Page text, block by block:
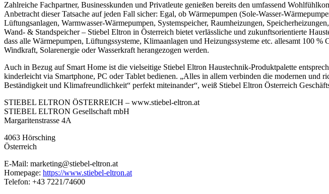
Zahlreiche Fachpartner, Businesskunden und Privatleute genießen bereits den umfassend
Anbetracht dieser Tatsache auf jeden Fall sicher: Egal, ob Wärmepumpen (Sole-Wasser-
Lüftungsanlagen, Warmwasser-Wärmepumpen, Systemspeicher, Raumheizungen,
Wand- & Standspeicher – Stiebel Eltron in Österreich bietet verlässliche und zukunftsorientierte
dass alle Wärmepumpen, Lüftungssysteme, Klimaanlagen und Heizungssysteme etc. allesamt 100
Windkraft, Solarenergie oder Wasserkraft herangezogen werden.
Auch in Bezug auf Smart Home ist die vielseitige Stiebel Eltron Haustechnik-Produktpalette
kinderleicht via Smartphone, PC oder Tablet bedienen. „Alles in allem verbinden die modernen
Beständigkeit und Klimafreundlichkeit“ perfekt miteinander“, weiß Stiebel Eltron Österreich
STIEBEL ELTRON ÖSTERREICH – www.stiebel-eltron.at
STIEBEL ELTRON Gesellschaft mbH
Margaritenstrasse 4A
4063 Hörsching
Österreich
E-Mail: marketing@stiebel-eltron.at
Homepage: https://www.stiebel-eltron.at
Telefon: +43 7221/74600